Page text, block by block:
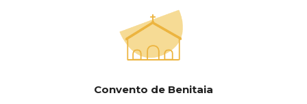
Convento de Benitaia